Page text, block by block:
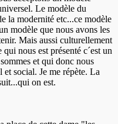
Le modèle du
la modernité etc...ce modèle
modèle que nous avons les
Mais aussi culturellement
nous est présenté c´est un
et qui donc nous
social. Je me répète. La
on est.